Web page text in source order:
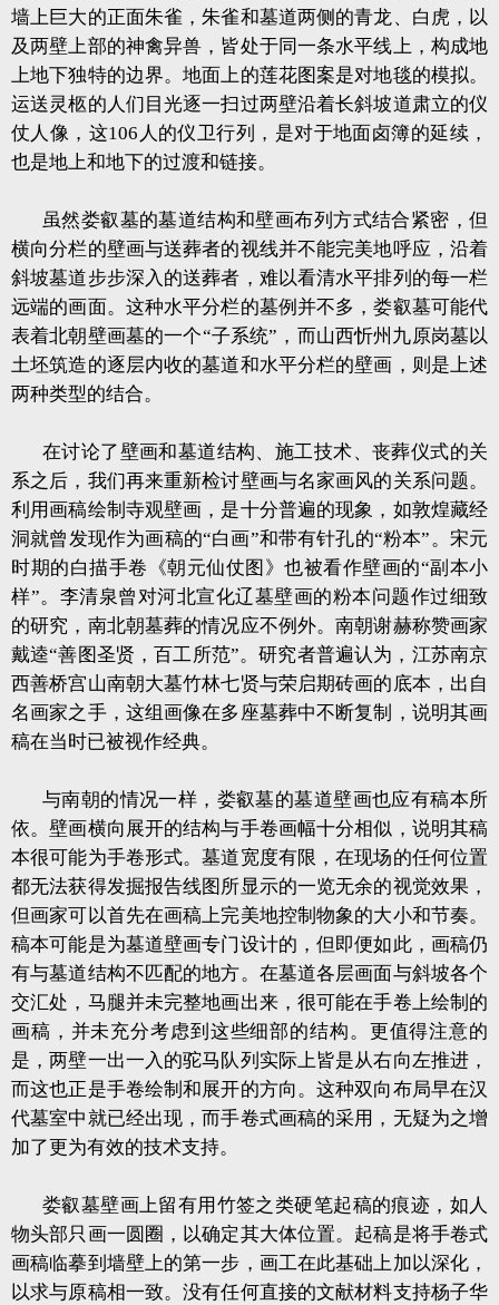
墙上巨大的正面朱雀，朱雀和墓道两侧的青龙、白虎，以
及两壁上部的神禽异兽，皆处于同一条水平线上，构成地
上地下独特的边界。地面上的莲花图案是对地毯的模拟。
运送灵柩的人们目光逐一扫过两壁沿着长斜坡道肃立的仪
仗人像，这106人的仪卫行列，是对于地面卤簿的延续，
也是地上和地下的过渡和链接。
虽然娄叡墓的墓道结构和壁画布列方式结合紧密，但
横向分栏的壁画与送葬者的视线并不能完美地呼应，沿着
斜坡墓道步步深入的送葬者，难以看清水平排列的每一栏
远端的画面。这种水平分栏的墓例并不多，娄叡墓可能代
表着北朝壁画墓的一个“子系统”，而山西忻州九原岗墓以
土坯筑造的逐层内收的墓道和水平分栏的壁画，则是上述
两种类型的结合。
在讨论了壁画和墓道结构、施工技术、丧葬仪式的关
系之后，我们再来重新检讨壁画与名家画风的关系问题。
利用画稿绘制寺观壁画，是十分普遍的现象，如敦煌藏经
洞就曾发现作为画稿的“白画”和带有针孔的“粉本”。宋元
时期的白描手卷《朝元仙仗图》也被看作壁画的“副本小
样”。李清泉曾对河北宣化辽墓壁画的粉本问题作过细致
的研究，南北朝墓葬的情况应不例外。南朝谢赫称赞画家
戴逵“善图圣贤，百工所范”。研究者普遍认为，江苏南京
西善桥宫山南朝大墓竹林七贤与荣启期砖画的底本，出自
名画家之手，这组画像在多座墓葬中不断复制，说明其画
稿在当时已被视作经典。
与南朝的情况一样，娄叡墓的墓道壁画也应有稿本所
依。壁画横向展开的结构与手卷画幅十分相似，说明其稿
本很可能为手卷形式。墓道宽度有限，在现场的任何位置
都无法获得发掘报告线图所显示的一览无余的视觉效果，
但画家可以首先在画稿上完美地控制物象的大小和节奏。
稿本可能是为墓道壁画专门设计的，但即便如此，画稿仍
有与墓道结构不匹配的地方。在墓道各层画面与斜坡各个
交汇处，马腿并未完整地画出来，很可能在手卷上绘制的
画稿，并未充分考虑到这些细部的结构。更值得注意的
是，两壁一出一入的驼马队列实际上皆是从右向左推进，
而这也正是手卷绘制和展开的方向。这种双向布局早在汉
代墓室中就已经出现，而手卷式画稿的采用，无疑为之增
加了更为有效的技术支持。
娄叡墓壁画上留有用竹签之类硬笔起稿的痕迹，如人
物头部只画一圆圈，以确定其大体位置。起稿是将手卷式
画稿临摹到墙壁上的第一步，画工在此基础上加以深化，
以求与原稿相一致。没有任何直接的文献材料支持杨子华